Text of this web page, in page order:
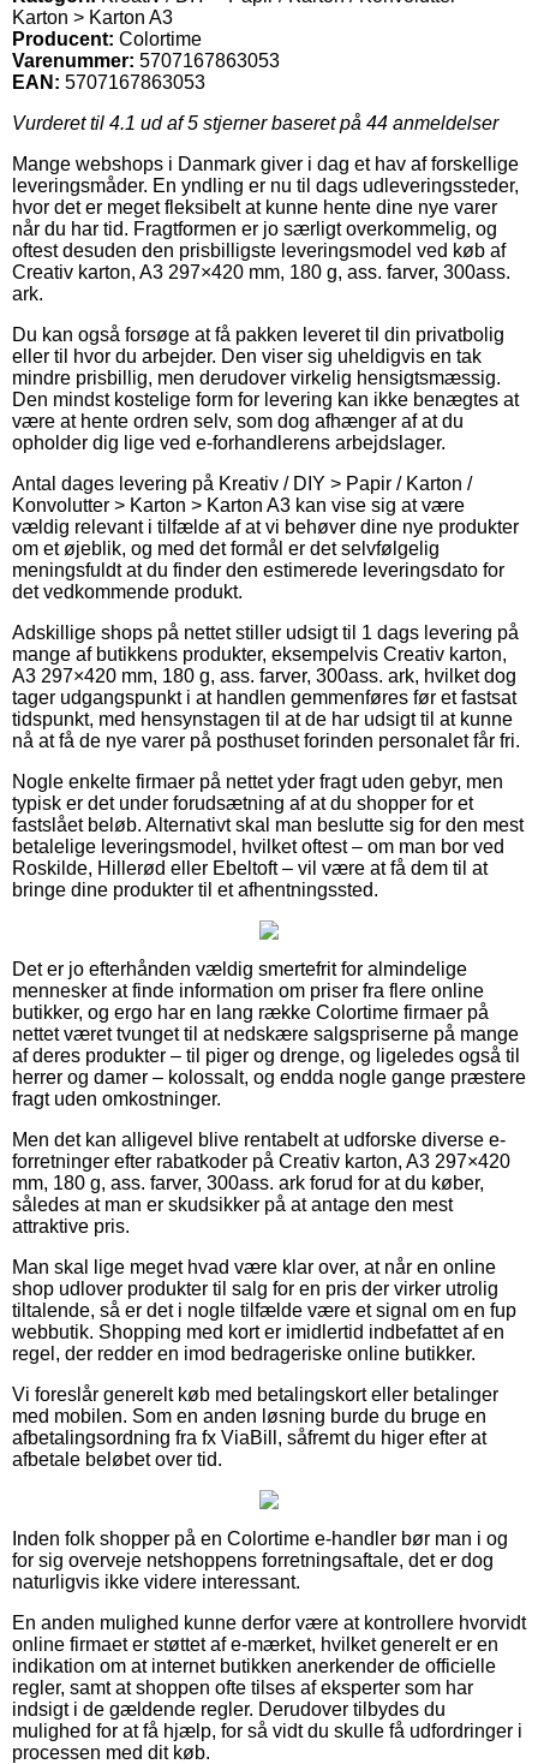
Karton > Karton A3
Producent: Colortime
Varenummer: 5707167863053
EAN: 5707167863053
Vurderet til 4.1 ud af 5 stjerner baseret på 44 anmeldelser
Mange webshops i Danmark giver i dag et hav af forskellige
leveringsmåder. En yndling er nu til dags udleveringssteder,
hvor det er meget fleksibelt at kunne hente dine nye varer
når du har tid. Fragtformen er jo særligt overkommelig, og
oftest desuden den prisbilligste leveringsmodel ved køb af
Creativ karton, A3 297×420 mm, 180 g, ass. farver, 300ass.
ark.
Du kan også forsøge at få pakken leveret til din privatbolig
eller til hvor du arbejder. Den viser sig uheldigvis en tak
mindre prisbillig, men derudover virkelig hensigtsmæssig.
Den mindst kostelige form for levering kan ikke benægtes at
være at hente ordren selv, som dog afhænger af at du
opholder dig lige ved e-forhandlerens arbejdslager.
Antal dages levering på Kreativ / DIY > Papir / Karton /
Konvolutter > Karton > Karton A3 kan vise sig at være
vældig relevant i tilfælde af at vi behøver dine nye produkter
om et øjeblik, og med det formål er det selvfølgelig
meningsfuldt at du finder den estimerede leveringsdato for
det vedkommende produkt.
Adskillige shops på nettet stiller udsigt til 1 dags levering på
mange af butikkens produkter, eksempelvis Creativ karton,
A3 297×420 mm, 180 g, ass. farver, 300ass. ark, hvilket dog
tager udgangspunkt i at handlen gemmenføres før et fastsat
tidspunkt, med hensynstagen til at de har udsigt til at kunne
nå at få de nye varer på posthuset forinden personalet får fri.
Nogle enkelte firmaer på nettet yder fragt uden gebyr, men
typisk er det under forudsætning af at du shopper for et
fastslået beløb. Alternativt skal man beslutte sig for den mest
betalelige leveringsmodel, hvilket oftest – om man bor ved
Roskilde, Hillerød eller Ebeltoft – vil være at få dem til at
bringe dine produkter til et afhentningssted.
Det er jo efterhånden vældig smertefrit for almindelige
mennesker at finde information om priser fra flere online
butikker, og ergo har en lang række Colortime firmaer på
nettet været tvunget til at nedskære salgspriserne på mange
af deres produkter – til piger og drenge, og ligeledes også til
herrer og damer – kolossalt, og endda nogle gange præstere
fragt uden omkostninger.
Men det kan alligevel blive rentabelt at udforske diverse e-
forretninger efter rabatkoder på Creativ karton, A3 297×420
mm, 180 g, ass. farver, 300ass. ark forud for at du køber,
således at man er skudsikker på at antage den mest
attraktive pris.
Man skal lige meget hvad være klar over, at når en online
shop udlover produkter til salg for en pris der virker utrolig
tiltalende, så er det i nogle tilfælde være et signal om en fup
webbutik. Shopping med kort er imidlertid indbefattet af en
regel, der redder en imod bedrageriske online butikker.
Vi foreslår generelt køb med betalingskort eller betalinger
med mobilen. Som en anden løsning burde du bruge en
afbetalingsordning fra fx ViaBill, såfremt du higer efter at
afbetale beløbet over tid.
Inden folk shopper på en Colortime e-handler bør man i og
for sig overveje netshoppens forretningsaftale, det er dog
naturligvis ikke videre interessant.
En anden mulighed kunne derfor være at kontrollere hvorvidt
online firmaet er støttet af e-mærket, hvilket generelt er en
indikation om at internet butikken anerkender de officielle
regler, samt at shoppen ofte tilses af eksperter som har
indsigt i de gældende regler. Derudover tilbydes du
mulighed for at få hjælp, for så vidt du skulle få udfordringer i
processen med dit køb.